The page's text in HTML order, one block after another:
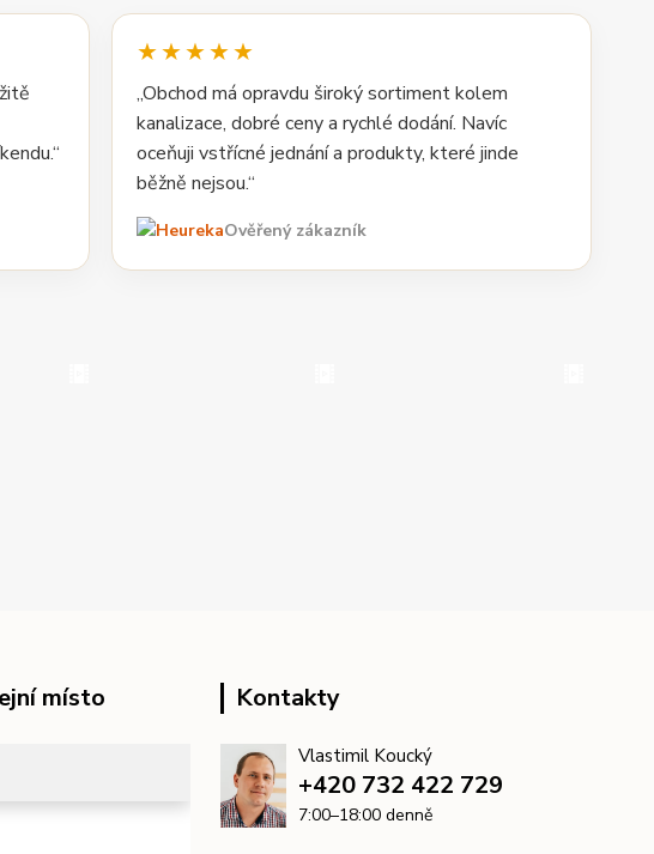
★★★★★
„Obchod má opravdu široký sortiment kolem
kanalizace, dobré ceny a rychlé dodání. Navíc
oceňuji vstřícné jednání a produkty, které jinde
běžně nejsou.“
Ověřený zákazník
místo Kontakty
Vlastimil Koucký
+420 732 422 729
7:00–18:00 denně